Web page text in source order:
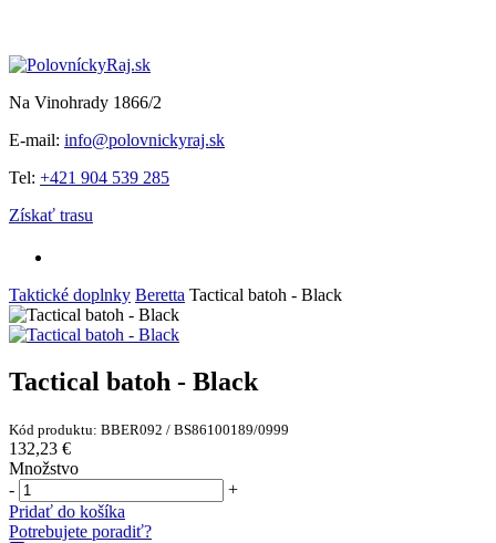
Na Vinohrady 1866/2
E-mail: info@polovnickyraj.sk
Tel: +421 904 539 285
Získať trasu
Taktické doplnky Beretta Tactical batoh - Black
Tactical batoh - Black
Kód produktu: BBER092 / BS86100189/0999
132,23 €
Množstvo
-
+
Pridať do košíka
Potrebujete poradiť?